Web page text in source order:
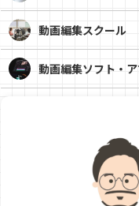
動画編集スクール
動画編集ソフト・ア